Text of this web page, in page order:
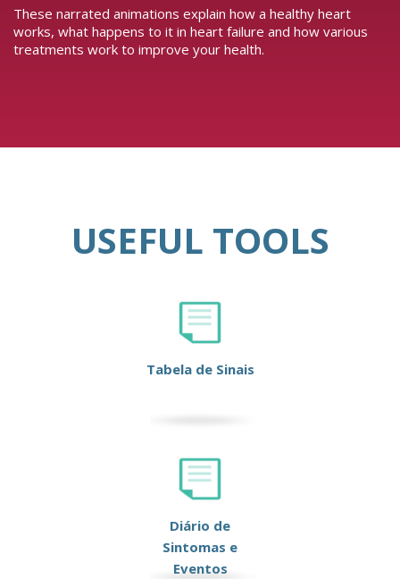
These narrated animations explain how a healthy heart
works, what happens to it in heart failure and how various
treatments work to improve your health.
USEFUL TOOLS
Tabela de Sinais
Diário de
Sintomas e
Eventos